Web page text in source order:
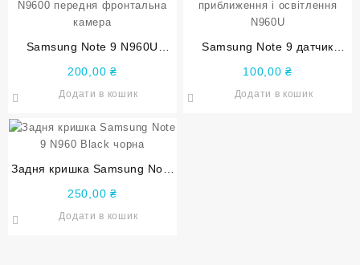
Samsung Note 9 N960U
камера
200,00 ₴
Додати в кошик
Samsung Note 9 датчик
N960U
100,00₴
Додати в кошик
Задня кришка Samsung Note
250,00 ₴
Додати в кошик